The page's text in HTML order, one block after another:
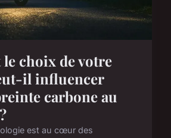
choix de votre
il influencer
carbone au
est au cœur des